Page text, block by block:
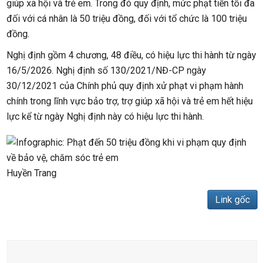
giúp xã hội và trẻ em. Trong đó quy định, mức phạt tiền tối đa
đối với cá nhân là 50 triệu đồng, đối với tổ chức là 100 triệu
đồng.
Nghị định gồm 4 chương, 48 điều, có hiệu lực thi hành từ ngày
16/5/2026. Nghị định số 130/2021/NĐ-CP ngày
30/12/2021 của Chính phủ quy định xử phạt vi phạm hành
chính trong lĩnh vực bảo trợ, trợ giúp xã hội và trẻ em hết hiệu
lực kể từ ngày Nghị định này có hiệu lực thi hành.
Huyền Trang
Link gốc